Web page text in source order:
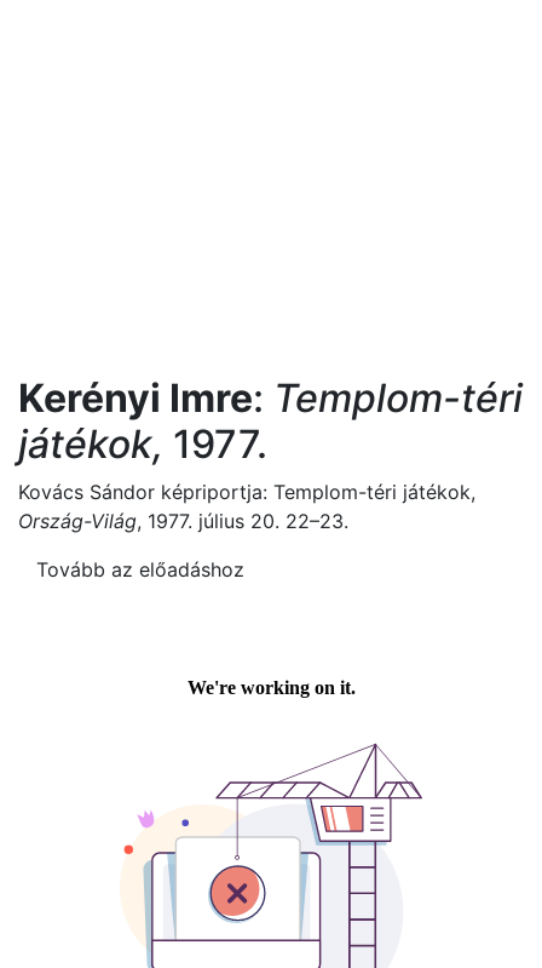
Kerényi Imre: Templom-téri
játékok, 1977.
Kovács Sándor képriportja: Templom-téri játékok,
Ország-Világ, 1977. július 20. 22–23.
Tovább az előadáshoz